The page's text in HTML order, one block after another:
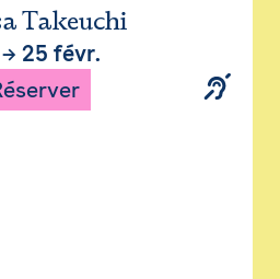
Takeuchi
25 févr.